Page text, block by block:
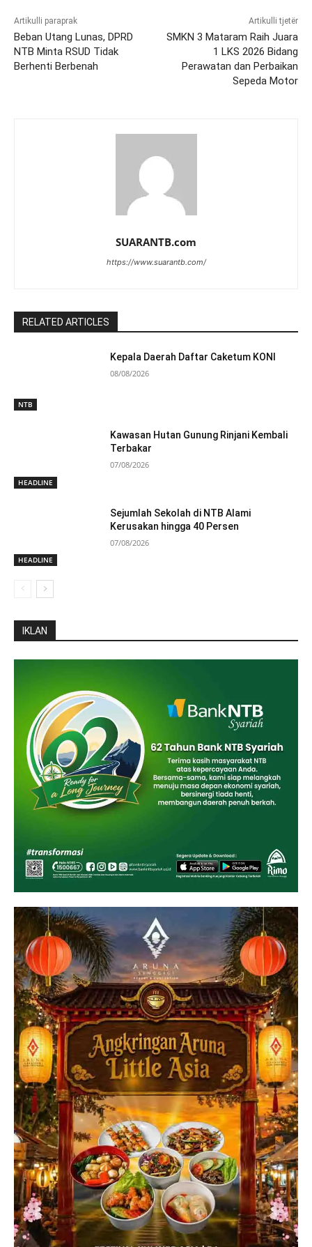
Artikulli paraprak
Beban Utang Lunas, DPRD
NTB Minta RSUD Tidak
Berhenti Berbenah
Artikulli tjetër
SMKN 3 Mataram Raih Juara
1 LKS 2026 Bidang
Perawatan dan Perbaikan
Sepeda Motor
SUARANTB.com
https://www.suarantb.com/
RELATED ARTICLES
NTB
Kepala Daerah Daftar Caketum KONI
08/08/2026
HEADLINE
Kawasan Hutan Gunung Rinjani Kembali
Terbakar
07/08/2026
HEADLINE
Sejumlah Sekolah di NTB Alami
Kerusakan hingga 40 Persen
07/08/2026
IKLAN